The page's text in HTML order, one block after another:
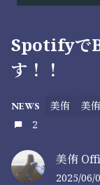
Spotifyで
す！！
NEWS 美侑
美
2
美侑
2025/06/